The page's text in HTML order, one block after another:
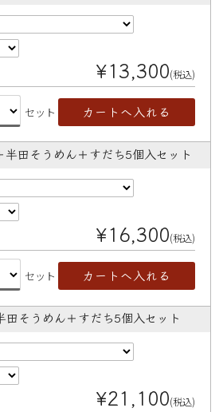
¥13,300(税込)
セット
田そうめん＋すだち5個入セット
¥16,300(税込)
セット
田そうめん＋すだち5個入セット
¥21,100(税込)